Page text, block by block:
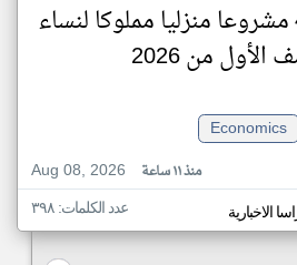
دعم 4653 مشروعا منزليا مملوكا لنساء
من 2026
Economics
Aug 08, 2026
منذ ١١ ساعة
الاخبارية عدد الكلمات: ٣٩٨